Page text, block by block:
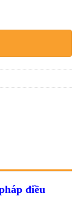
4G 3 pha
điều